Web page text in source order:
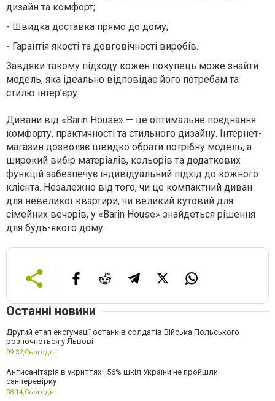
дизайн та комфорт;
- Швидка доставка прямо до дому;
- Гарантія якості та довговічності виробів.
Завдяки такому підходу кожен покупець може знайти
модель, яка ідеально відповідає його потребам та
стилю інтер’єру.
Дивани від «Barin House» — це оптимальне поєднання
комфорту, практичності та стильного дизайну. Інтернет-
магазин дозволяє швидко обрати потрібну модель, а
широкий вибір матеріалів, кольорів та додаткових
функцій забезпечує індивідуальний підхід до кожного
клієнта. Незалежно від того, чи це компактний диван
для невеликої квартири, чи великий кутовий для
сімейних вечорів, у «Barin House» знайдеться рішення
для будь-якого дому.
Останні новини
Другий етап ексгумації останків солдатів Війська Польського
розпочнеться у Львові
09:32, Сьогодні
Антисанітарія в укриттях . 56% шкіл України не пройшли
санперевірку
08:14, Сьогодні